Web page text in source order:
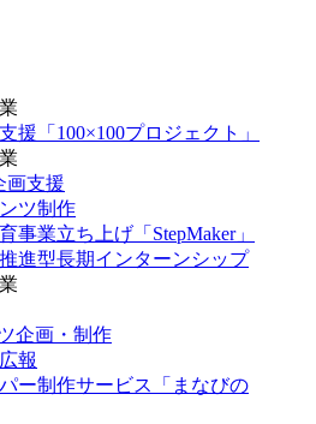
援「100×100プロジェクト」
画支援
ツ制作
事業立ち上げ「StepMaker」
進型長期インターンシップ
企画・制作
報
ー制作サービス「まなびの